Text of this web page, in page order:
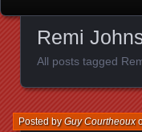
Remi
All posts tagged
Posted byGuy Courtheoux